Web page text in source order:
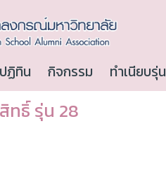
ปฏิทิน กิจกรรม ทำเนียบรุ่น
ธิ์ รุ่น 28